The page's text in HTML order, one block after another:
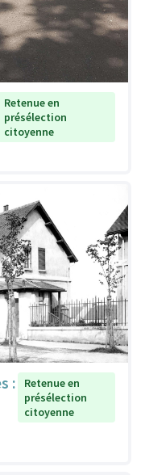
Retenue en
présélection
citoyenne
:
Retenue en
présélection
citoyenne